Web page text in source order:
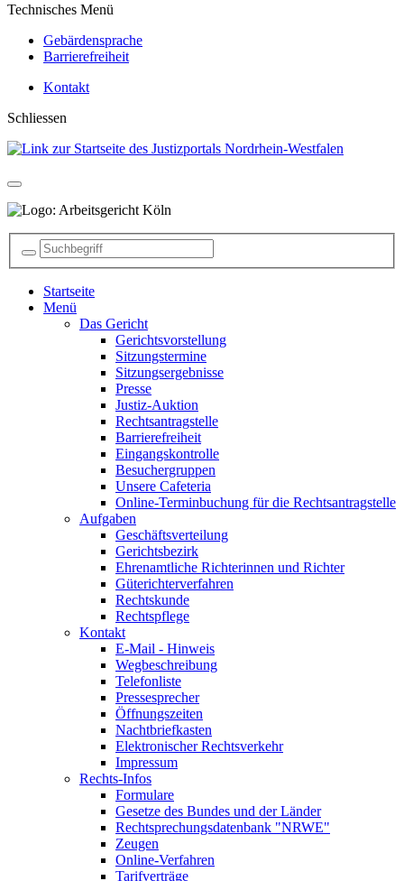
Technisches Menü
Gebärdensprache
Barrierefreiheit
Kontakt
Schliessen
Startseite
Menü
Das Gericht
Gerichtsvorstellung
Sitzungstermine
Sitzungsergebnisse
Presse
Justiz-Auktion
Rechtsantragstelle
Barrierefreiheit
Eingangskontrolle
Besuchergruppen
Unsere Cafeteria
Online-Terminbuchung für die Rechtsantragstelle
Aufgaben
Geschäftsverteilung
Gerichtsbezirk
Ehrenamtliche Richterinnen und Richter
Güterichterverfahren
Rechtskunde
Rechtspflege
Kontakt
E-Mail - Hinweis
Wegbeschreibung
Telefonliste
Pressesprecher
Öffnungszeiten
Nachtbriefkasten
Elektronischer Rechtsverkehr
Impressum
Rechts-Infos
Formulare
Gesetze des Bundes und der Länder
Rechtsprechungsdatenbank "NRWE"
Zeugen
Online-Verfahren
Tarifverträge